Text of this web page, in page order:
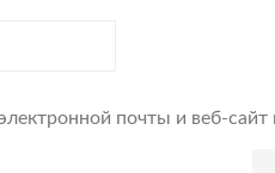
почты и веб-